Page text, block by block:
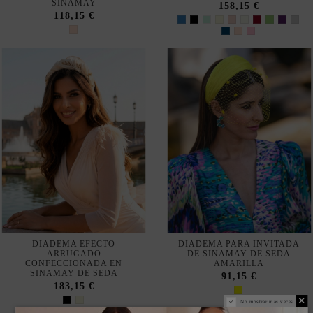
DIADEMA EFECTO
ARRUGADO
CONFECCIONADA EN
SINAMAY DE SEDA
183,15 €
DIADEMA PARA INVITADA
DE SINAMAY DE SEDA
AMARILLA
91,15 €